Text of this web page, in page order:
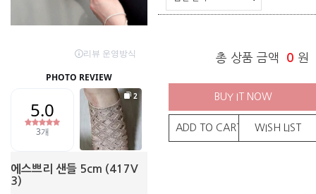
에스쁘리 샌들 5cm (417V
3)
총 상품 금액 0 원
BUY IT NOW
ADD TO CART WISH LIST